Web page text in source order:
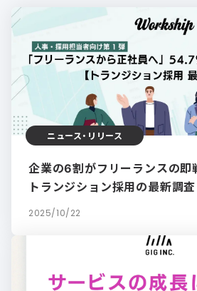
ニュース・リリース
企業の6割がフリーランスの即
トランジション採用の最新調査
2025/10/22